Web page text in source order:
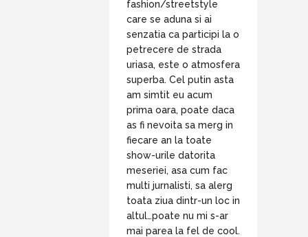
fashion/streetstyle
care se aduna si ai
senzatia ca participi la o
petrecere de strada
uriasa, este o atmosfera
superba. Cel putin asta
am simtit eu acum
prima oara, poate daca
as fi nevoita sa merg in
fiecare an la toate
show-urile datorita
meseriei, asa cum fac
multi jurnalisti, sa alerg
toata ziua dintr-un loc in
altul…poate nu mi s-ar
mai parea la fel de cool.